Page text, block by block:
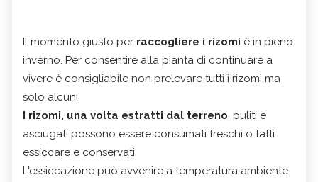
Il momento giusto per raccogliere i rizomi è in pieno
inverno. Per consentire alla pianta di continuare a
vivere è consigliabile non prelevare tutti i rizomi ma
solo alcuni.
I rizomi, una volta estratti dal terreno, puliti e
asciugati possono essere consumati freschi o fatti
essiccare e conservati.
L'essiccazione può avvenire a temperatura ambiente